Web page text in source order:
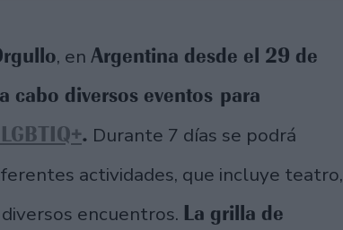
, en Argentina desde el 29 de
cabo diversos eventos para
. Durante 7 días se podrá
actividades, que incluye teatro,
encuentros. La grilla de